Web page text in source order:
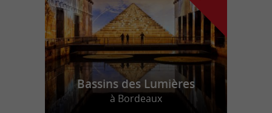
Bassins des Lumières
à Bordeaux